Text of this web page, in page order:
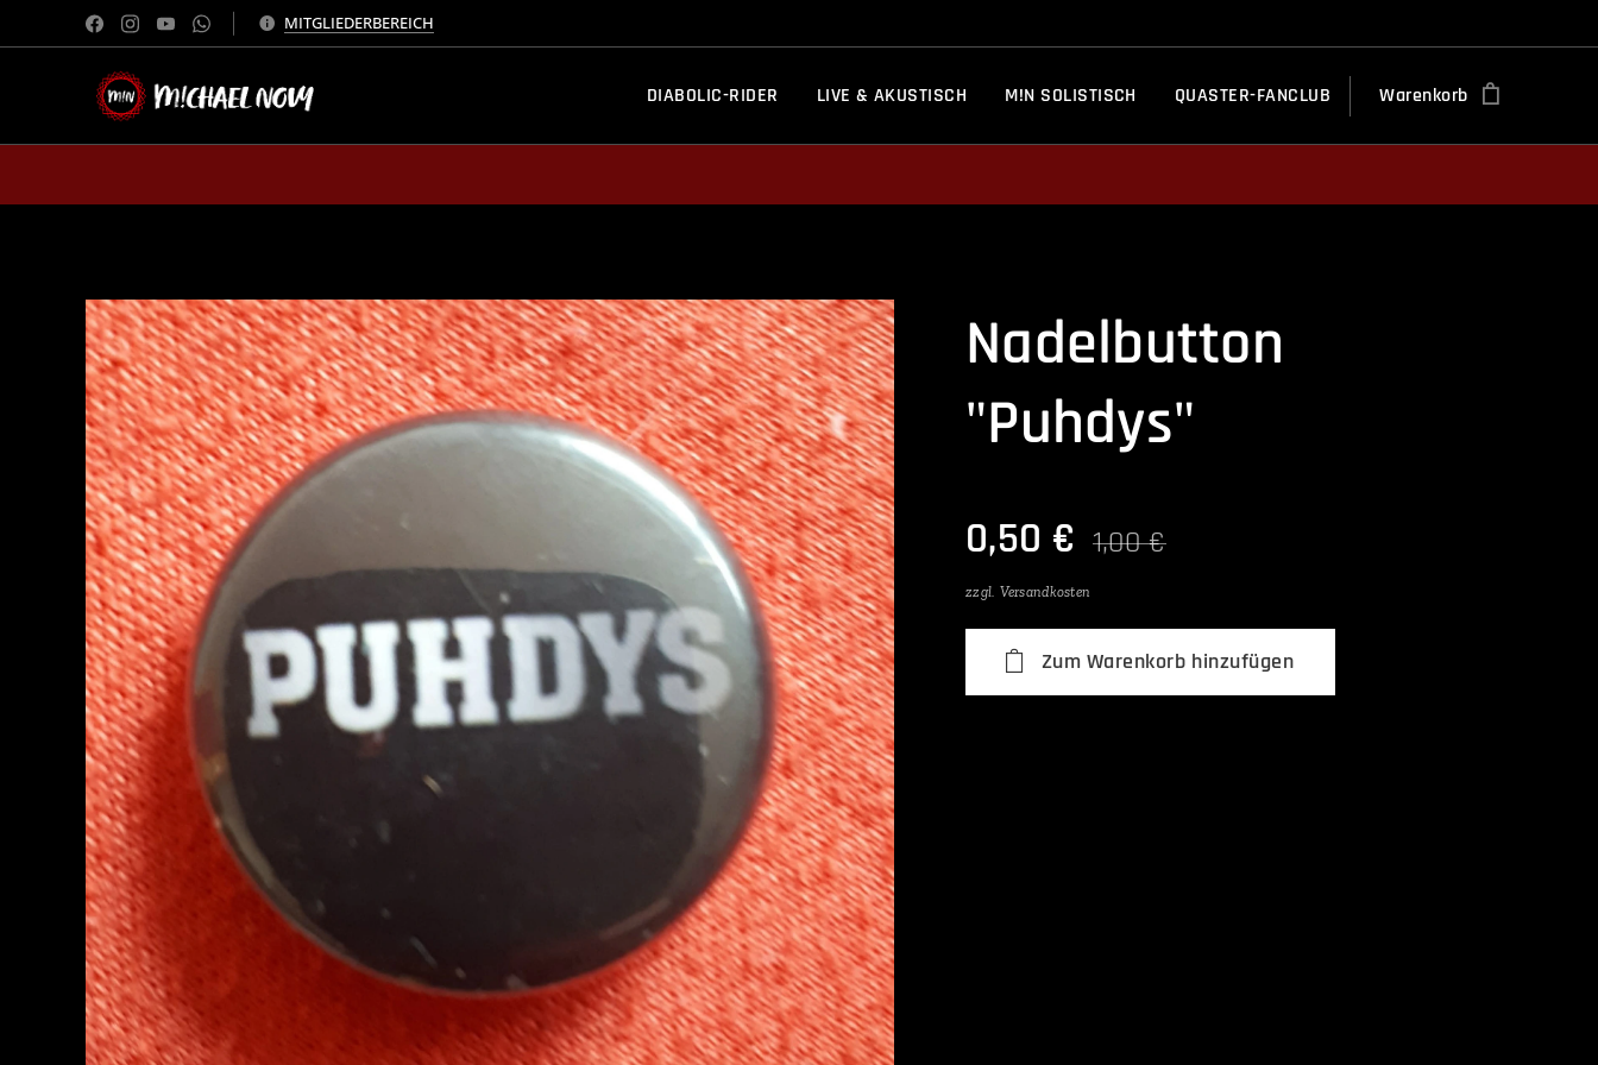
MITGLIEDERBEREICH
DIABOLIC-RIDER LIVE & AKUSTISCH M!N SOLISTISCH QUASTER-FANCLUB Warenkorb
Nadelbutton
"Puhdys"
0,50 € 1,00€
zzgl. Versandkosten
Zum Warenkorb hinzufügen